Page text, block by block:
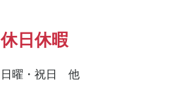
休日休暇
日曜・祝日　他